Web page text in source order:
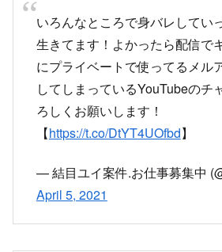
にプライベートで使ってるメル
してしまっているYouTubeのチ
ろしくお願いします！
【
https://t.co/DtYT4UOfbd
— 結目ユイ案件.お仕事募集中
April 5, 2021